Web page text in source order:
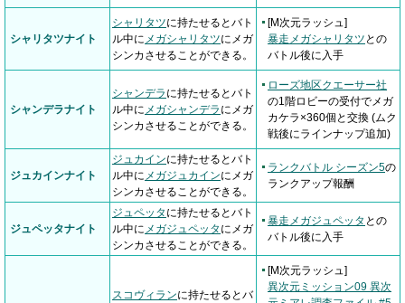
シャリタツナイト
シャリタツに持たせるとバト
ル中に メガシャリタツにメガ
シンカさせることができる。
[M次元ラッシュ]
暴走メガシャリタツ との
バトル後に入手
シャンデラナイト
シャンデラ に持たせるとバト
ル中に メガシャンデラ にメガ
シンカさせることができる。
ローズ地区クエーサー社
の1階ロビーの受付でメガ
カケラ×360個と交換 (ムク
戦後にラインナップ追加)
ジュカインナイト
ジュカインに持たせるとバト
ル中に メガジュカインにメガ
シンカさせることができる。
ランクバトル シーズン5の
ランクアップ報酬
ジュペッタナイト
ジュペッタ に持たせるとバト
ル中に メガジュペッタ にメガ
シンカさせることができる。
暴走メガジュペッタ との
バトル後に入手
スコヴィランに持たせるとバ
[M次元ラッシュ]
異次元ミッション09 異次